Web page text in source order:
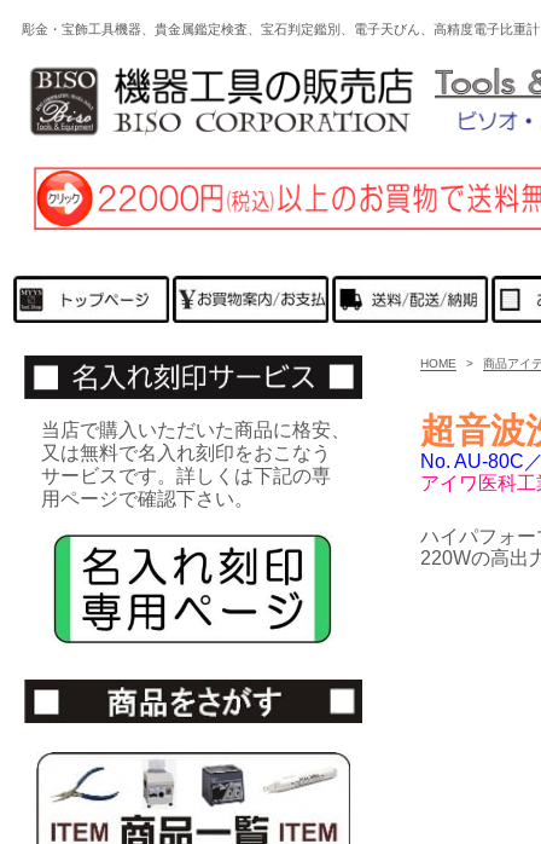
彫金・宝飾工具機器、貴金属鑑定検査、宝石判定鑑別、電子天びん、高精度電子比
HOME > 商品アイ
超音波
No. AU-80C
アイワ医科工
ハイパフォ
220Wの高出
当店で購入いただいた商品に格安、
又は無料で名入れ刻印をおこなう
サービスです。詳しくは下記の専
用ページで確認下さい。